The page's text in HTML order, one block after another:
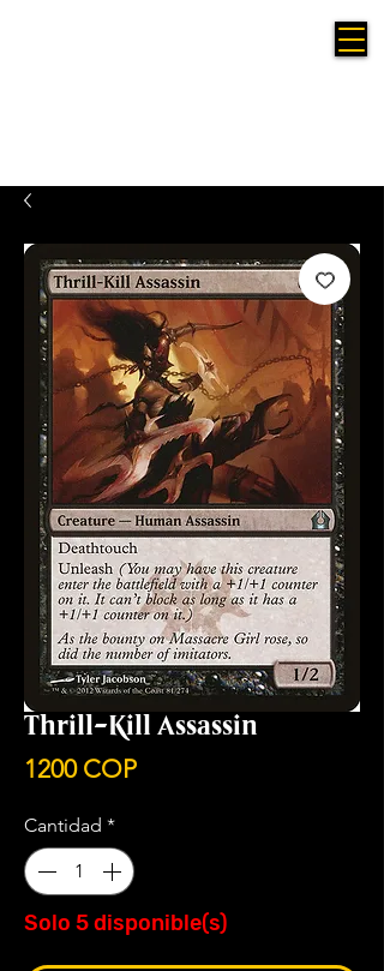
Thrill-Kill Assassin
1200 COPPrecio
Cantidad *
Solo 5 disponible(s)